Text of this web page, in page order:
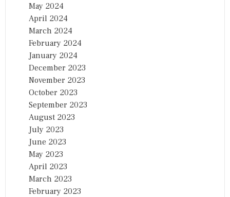
May 2024
April 2024
March 2024
February 2024
January 2024
December 2023
November 2023
October 2023
September 2023
August 2023
July 2023
June 2023
May 2023
April 2023
March 2023
February 2023